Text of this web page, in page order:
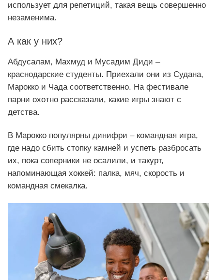
использует для репетиций, такая вещь совершенно
незаменима.
А как у них?
Абдусалам, Махмуд и Мусадим Диди –
краснодарские студенты. Приехали они из Судана,
Марокко и Чада соответственно. На фестивале
парни охотно рассказали, какие игры знают с
детства.
В Марокко популярны динифри – командная игра,
где надо сбить стопку камней и успеть разбросать
их, пока соперники не осалили, и такурт,
напоминающая хоккей: палка, мяч, скорость и
командная смекалка.